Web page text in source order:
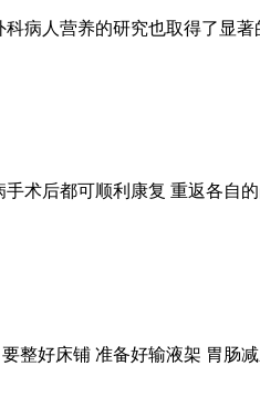
病人营养的研究也取得了显
术后都可顺利康复 重返各
整好床铺 准备好输液架 胃